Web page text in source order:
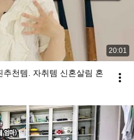
20:01
천템. 자취템 신혼살림 혼